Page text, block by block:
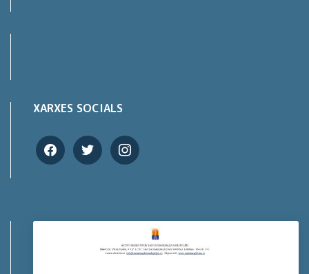
XARXES SOCIALS
facebooktwitter instagram